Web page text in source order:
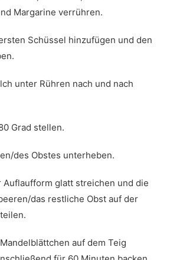
Margarine verrühren.
Schüssel hinzufügen und den
unter Rühren nach und nach
Grad stellen.
des Obstes unterheben.
Auflaufform glatt streichen und die
das restliche Obst auf der
auf dem Teig